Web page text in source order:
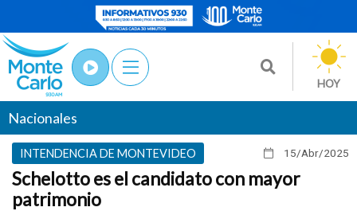
HOY
Nacionales
15/Abr/2025
INTENDENCIA DE MONTEVIDEO
Schelotto es el candidato con mayor
patrimonio